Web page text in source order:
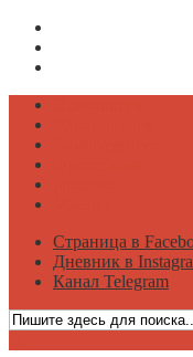
Страница в
Дневник в
Канал Telegram